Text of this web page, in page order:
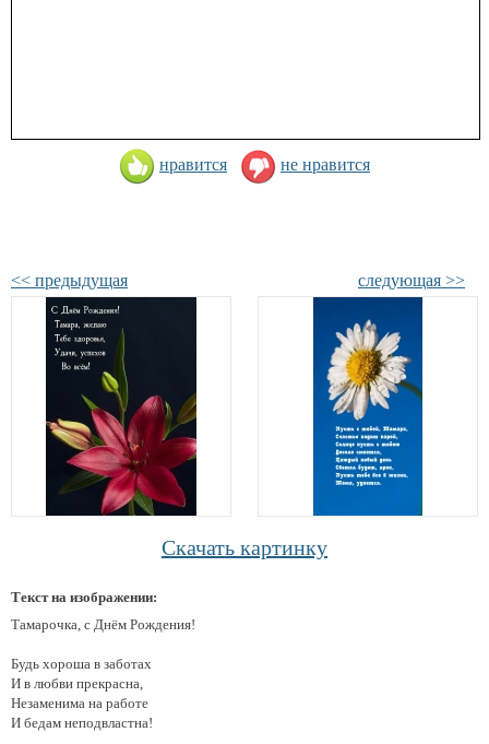
нравится не нравится
<< предыдущая следующая >>
Скачать картинку
Текст на изображении:
Тамарочка, с Днём Рождения!
Будь хороша в заботах
И в любви прекрасна,
Незаменима на работе
И бедам неподвластна!